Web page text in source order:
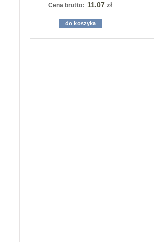
Cena brutto: 11.07 zł
do koszyka